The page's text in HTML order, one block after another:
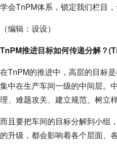
学会TnPM体系，锁定我们栏目，
（编辑：设设）
TnPM推进目标如何传递分解？
在TnPM的推进中，高层的目标
集中在生产车间一级的中间层。
理、难题攻关、建立规范、树立
而且要把车间的目标分解到小组
的升级，都会影响着各个层面、